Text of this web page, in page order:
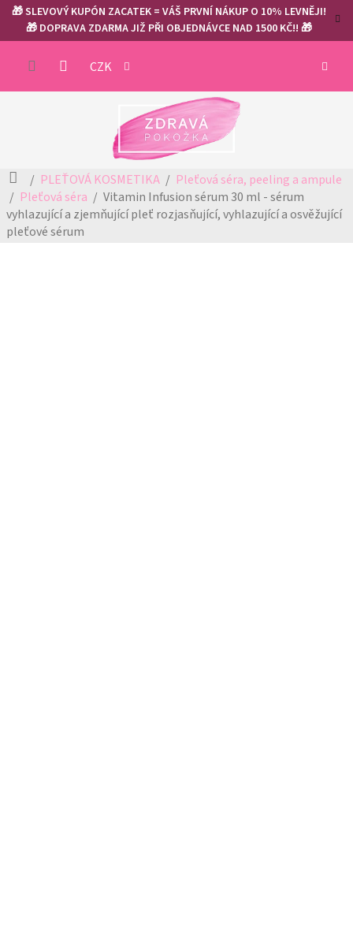
Přejít
obsah
🎁 SLEVOVÝ KUPÓN ZACATEK = VÁŠ PRVNÍ NÁKUP O 10% LEVNĚJI!
🎁 DOPRAVA ZDARMA JIŽ PŘI OBJEDNÁVCE NAD 1500 KČ!! 🎁
CZK
Domů
PLEŤOVÁ KOSMETIKA
Pleťová séra, peeling a ampule
Pleťová séra
Vitamin Infusion sérum 30 ml - sérum
vyhlazující a zjemňující pleť rozjasňující, vyhlazující a osvěžující
pleťové sérum